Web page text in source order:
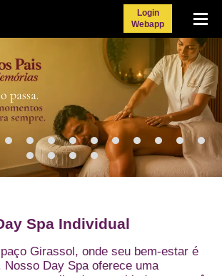
Login
Webapp
Menu
Spa Individual
Girassol, onde seu bem-estar é
Nosso Day Spa oferece uma